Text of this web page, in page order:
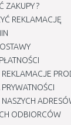
ZAKUPY ?
REKLAMACJĘ
REKLAMACJE
ODBIORCÓW